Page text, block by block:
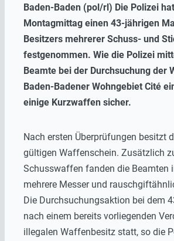
Baden-Baden (pol/rl) Die Polizei
Montagmittag einen 43-jährigen
Besitzers mehrerer Schuss- und
festgenommen. Wie die Polizei
Beamte bei der Durchsuchung der
Baden-Badener Wohngebiet Cité
einige Kurzwaffen sicher.
Nach ersten Überprüfungen besitzt
gültigen Waffenschein. Zusätzlich
Schusswaffen fanden die Beamten
mehrere Messer und
Die Durchsuchungsaktion bei dem
nach einem bereits vorliegenden
illegalen Waffenbesitz statt, so die